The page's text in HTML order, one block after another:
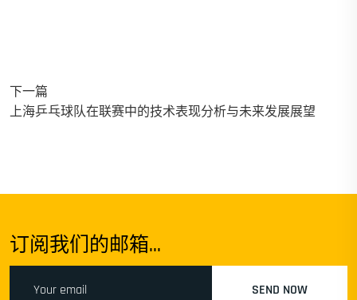
下一篇
上海乒乓球队在联赛中的技术表现分析与未来发展展望
订阅我们的邮箱...
SEND NOW